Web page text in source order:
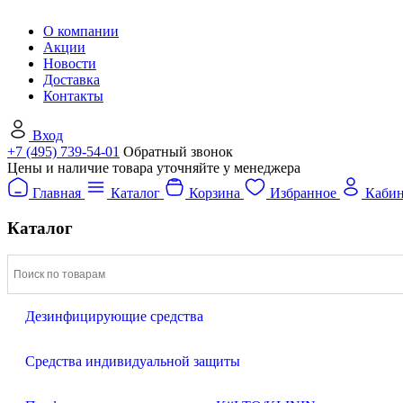
О компании
Акции
Новости
Доставка
Контакты
Вход
+7 (495) 739-54-01 Обратный звонок
Цены и наличие товара уточняйте у менеджера
Главная
Каталог Корзина Избранное
Каталог
Дезинфицирующие средства
Средства индивидуальной защиты